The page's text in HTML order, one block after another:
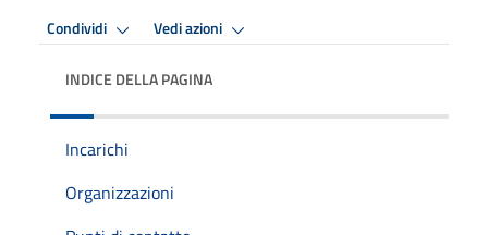
Condividi Vedi azioni
INDICE DELLA PAGINA
Incarichi
Organizzazioni